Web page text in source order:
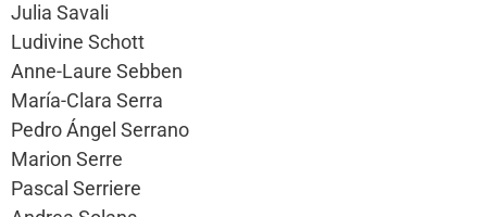
Julia Savali
Ludivine Schott
Anne-Laure Sebben
María-Clara Serra
Pedro Ángel Serrano
Marion Serre
Pascal Serriere